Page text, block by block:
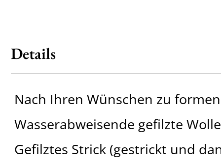
Details
Nach Ihren Wünschen zu formen
Wasserabweisende gefilzte Wolle
Gefilztes Strick (gestrickt und